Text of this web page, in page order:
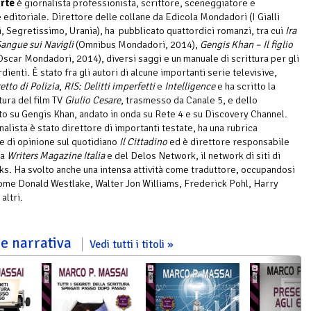
è giornalista professionista, scrittore, sceneggiatore e
editoriale. Direttore delle collane da Edicola Mondadori (I Gialli
Segretissimo, Urania), ha pubblicato quattordici romanzi, tra cui Ira
sui Navigli(Omnibus Mondadori, 2014), Gengis Khan – Il figlio
Mondadori, 2014), diversi saggi e un manuale di scrittura per gli
È stato fra gli autori di alcune importanti serie televisive,
di Polizia, RIS: Delitti imperfettie Intelligencee ha scritto la
del film TV Giulio Cesare, trasmesso da Canale 5, e dello
su Gengis Khan, andato in onda su Rete 4 e su Discovery Channel.
è stato direttore di importanti testate, ha una rubrica
di opinione sul quotidiano Il Cittadinoed è direttore responsabile
Writers Magazine Italiae del Delos Network, il network di siti di
Ha svolto anche una intensa attività come traduttore, occupandosi
Donald Westlake, Walter Jon Williams, Frederick Pohl, Harry
altri.
narrativa Vedi tutti i titoli